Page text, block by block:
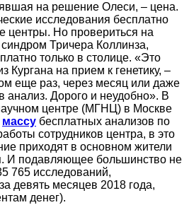
на решение Олеси, – цена.
исследования бесплатно
центры. Но провериться на
Тричера Коллинза,
только в столице. «Это
Кургана на прием к генетику, –
еще раз, через месяц или даже
анализ. Дорого и неудобно». В
центре (МГНЦ) в Москве
массу бесплатных анализов по
сотрудников центра, в это
приходят в основном жители
И подавляющее большинство не
765 исследований,
девять месяцев 2018 года,
денег).